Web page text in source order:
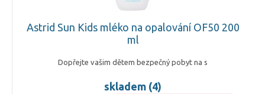
Astrid Sun Kids mléko na opalování OF50 200
ml
Dopřejte vašim dětem bezpečný pobyt na s
skladem (4)